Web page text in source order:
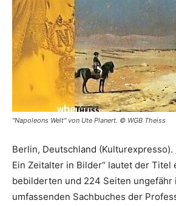
"Napoleons Welt" von Ute Planert. © WGB Theiss
Berlin, Deutschland (Kulturexpresso).
Ein Zeitalter in Bilder“ lautet der Titel
bebilderten und 224 Seiten ungefähr
umfassenden Sachbuches der